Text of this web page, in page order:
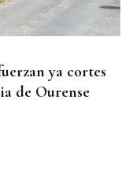
ya cortes
de Ourense